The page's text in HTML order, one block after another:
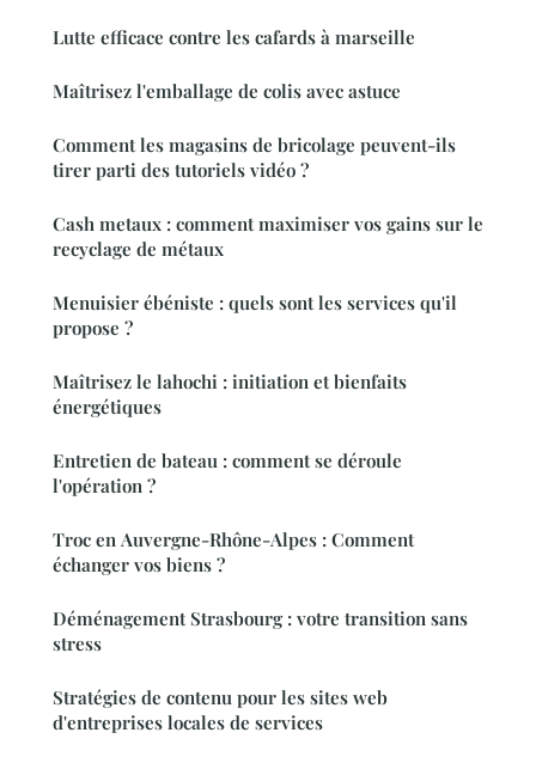
Lutte efficace contre les cafards à marseille
Maîtrisez l'emballage de colis avec astuce
Comment les magasins de bricolage peuvent-ils
tirer parti des tutoriels vidéo ?
Cash metaux : comment maximiser vos gains sur le
recyclage de métaux
Menuisier ébéniste : quels sont les services qu'il
propose ?
Maîtrisez le lahochi : initiation et bienfaits
énergétiques
Entretien de bateau : comment se déroule
l'opération ?
Troc en Auvergne-Rhône-Alpes : Comment
échanger vos biens ?
Déménagement Strasbourg : votre transition sans
stress
Stratégies de contenu pour les sites web
d'entreprises locales de services